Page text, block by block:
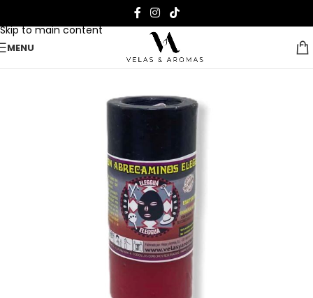
Skip to main content
MENU